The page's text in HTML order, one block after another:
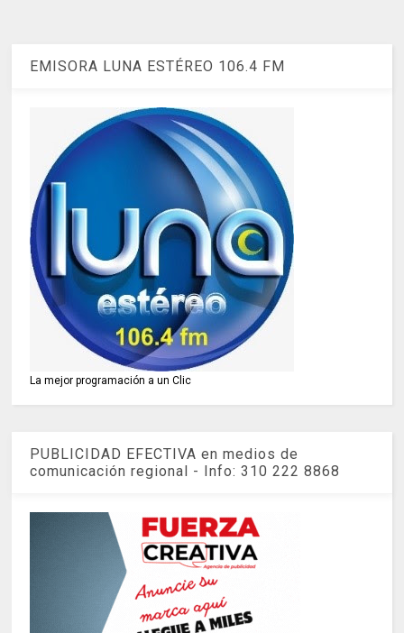
EMISORA LUNA ESTÉREO 106.4 FM
La mejor programación a un Clic
PUBLICIDAD EFECTIVA en medios de
comunicación regional - Info: 310 222 8868